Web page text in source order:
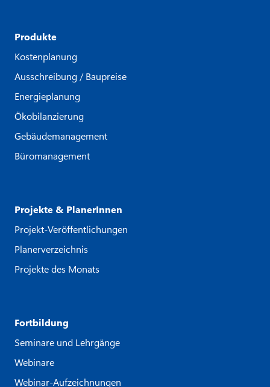
Produkte
Kostenplanung
Ausschreibung / Baupreise
Energieplanung
Ökobilanzierung
Gebäudemanagement
Büromanagement
Projekte & PlanerInnen
Projekt-Veröffentlichungen
Planerverzeichnis
Projekte des Monats
Fortbildung
Seminare und Lehrgänge
Webinare
Webinar-Aufzeichnungen